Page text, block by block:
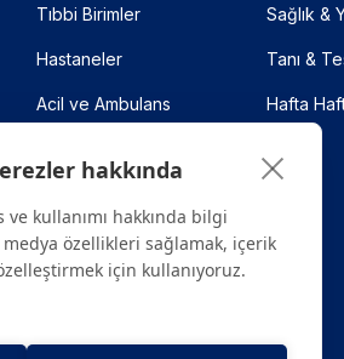
Tıbbi Birimler
Hastaneler
Acil ve Ambulans
Sağlık &
Tanı &
Hafta
hakkında
kullanımı hakkında bilgi
özellikleri sağlamak, içerik
için kullanıyoruz.